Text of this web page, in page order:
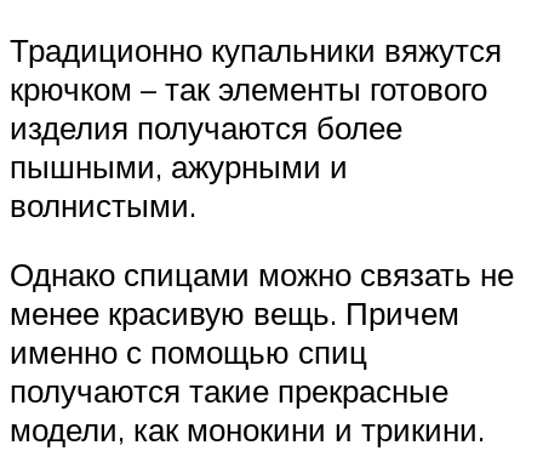
Традиционно купальники вяжутся
крючком – так элементы готового
изделия получаются более
пышными, ажурными и
волнистыми.
Однако спицами можно связать не
менее красивую вещь. Причем
именно с помощью спиц
получаются такие прекрасные
модели, как монокини и трикини.